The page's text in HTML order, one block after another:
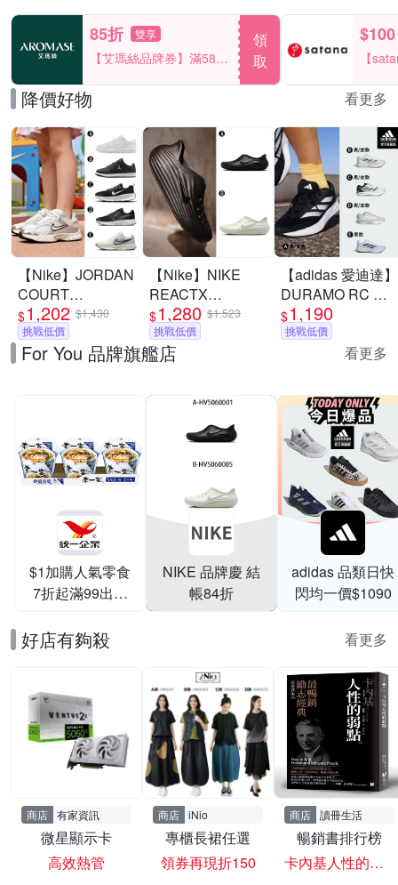
85折 雙享
【艾瑪絲品牌券】滿580
享85折！
領
取
$100
【
一件
降價好物 看更多
【Nike】JORDAN
COURT
CONNECT LOW
休閒鞋 慢跑鞋 運
動鞋 男女/大童 A-
$1,202 $1,430
挑戰低價
【Nike】NIKE
REACTX
REJUVEN8 運動
涼鞋 懶人鞋 洞洞
鞋 男女 A-
HV5060005
$1,280 $1,523
挑戰低價
【adidas 愛迪達】
DURAMO RC 跑
鞋 慢跑鞋 運動鞋
男鞋/女鞋 (多款任
$1,190
挑戰低價
For You 品牌旗艦店 看更多
$1加購人氣零食
7折起滿99出貨
NIKE 品牌慶 結
帳84折
adidas 品類日快
閃均一價$1090
好店有夠殺 看更多
商店 有家資訊
微星顯示卡
高效熱管
商店 iNio
專櫃長裙任選
領券再現折150
商店 讀冊生活
暢銷書排行榜
卡內基人性的弱點